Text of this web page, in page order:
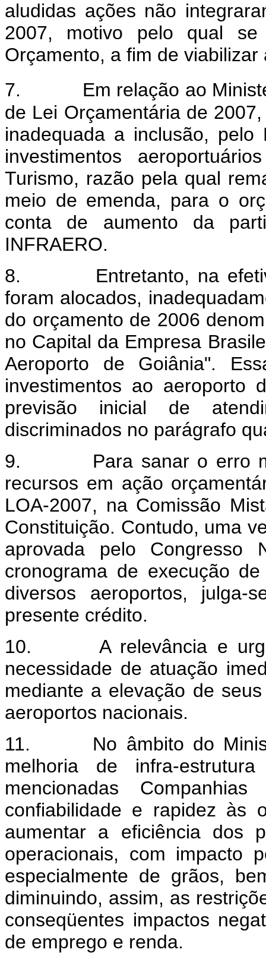
aludidas ações não
2007, motivo pelo qual
Orçamento, a fim de
7.
Em relação ao
de Lei Orçamentária de
inadequada a inclusão,
investimentos
Turismo, razão pela qual
meio de emenda, para o
conta de aumento da
INFRAERO.
8. Entretanto, na
foram alocados,
do orçamento de 2006
no Capital da Empresa
Aeroporto de Goiânia".
investimentos ao aeroporto
previsão inicial de
discriminados no parágrafo
9. Para sanar o erro
recursos em ação
LOA-2007, na Comissão
Constituição. Contudo, uma
aprovada pelo
cronograma de execução
diversos aeroportos,
presente crédito.
10. A relevância e
necessidade de atuação
mediante a elevação de
aeroportos nacionais.
11. No âmbito do
melhoria de infra-
mencionadas
confiabilidade e rapidez às
aumentar a eficiência dos
operacionais, com impacto
especialmente de grãos,
diminuindo, assim, as
conseqüentes impactos
de emprego e renda.